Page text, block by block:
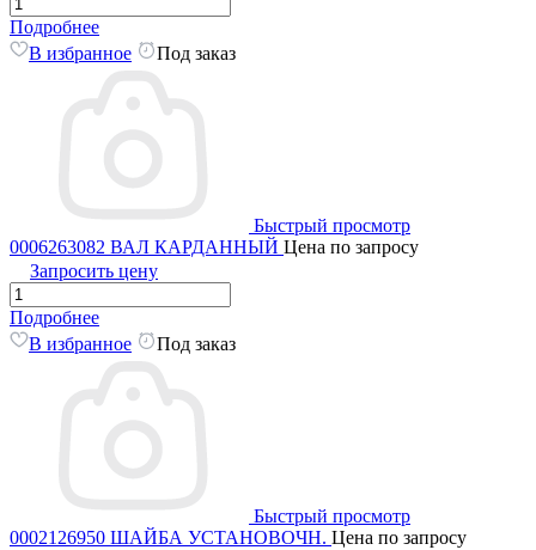
Подробнее
В избранное
Под заказ
Быстрый просмотр
0006263082 ВАЛ КАРДАННЫЙ Цена по запросу
Запросить цену
Подробнее
В избранное
Под заказ
Быстрый просмотр
0002126950 ШАЙБА УСТАНОВОЧН. Цена по запросу